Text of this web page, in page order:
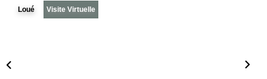
Loué Visite Virtuelle